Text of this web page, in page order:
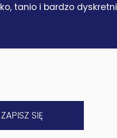
tanio i bardzo